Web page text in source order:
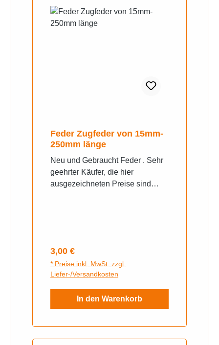
Feder Zugfeder von 15mm-
250mm länge
Neu und Gebraucht Feder . Sehr
geehrter Käufer, die hier
ausgezeichneten Preise sind
Regulärer Preis:
3,00 €
* Preise inkl. MwSt. zzgl.
Liefer-/Versandkosten
In den Warenkorb